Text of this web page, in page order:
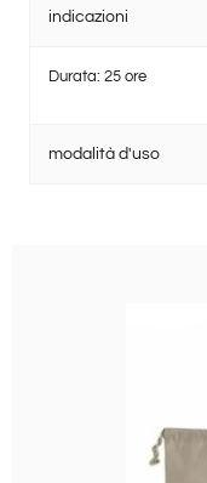
indicazioni
Durata: 25 ore
modalità d'uso